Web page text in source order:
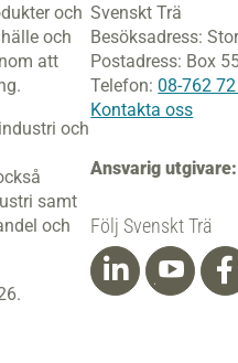
och
och
att
och
samt
och
Svenskt Trä
Besöksadress:
Postadress: Box
Telefon: 08-762
Kontakta oss
Ansvarig utgivare:
Följ Svenskt Trä